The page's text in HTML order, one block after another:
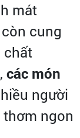
mát
cung
chất
các món
người
ngon